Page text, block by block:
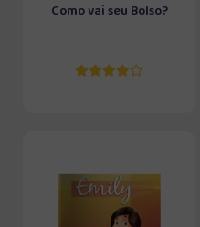
Como vai seu Bolso?